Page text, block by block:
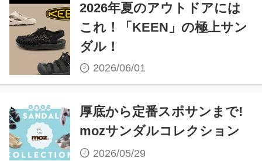
2026年夏のアウトドアには
これ！「KEEN」の極上サン
ダル！
2026/06/01
厚底から定番スポサンまで!
mozサンダルコレクション
2026/05/29